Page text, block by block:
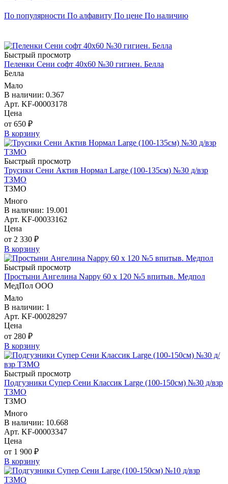
По популярности По алфавиту По цене По наличию
Быстрый просмотр
Пеленки Сени софт 40х60 №30 гигиен. Белла
Белла
Мало
В наличии: 0.367
Арт. KF-00003178
Цена
от 650 ₽
В корзину
Быстрый просмотр
Трусики Сени Актив Нормал Large (100-135см) №30 д/взр
ТЗМО
ТЗМО
Много
В наличии: 19.001
Арт. KF-00033162
Цена
от 2 330 ₽
В корзину
Быстрый просмотр
Простыни Ангелина Nappy 60 х 120 №5 впитыв. Медпол
МедПол ООО
Мало
В наличии: 1
Арт. KF-00028297
Цена
от 280 ₽
В корзину
Быстрый просмотр
Подгузники Супер Сени Классик Large (100-150см) №30 д/взр
ТЗМО
ТЗМО
Много
В наличии: 10.668
Арт. KF-00003347
Цена
от 1 900 ₽
В корзину